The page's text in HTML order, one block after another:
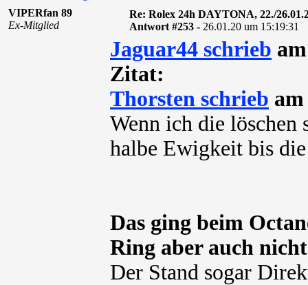
VIPERfan 89
Ex-Mitglied
Re: Rolex 24h DAYTONA, 22./
Antwort #253 - 26.01.20 um 15:19:31
Jaguar44 schrieb
Zitat:
Thorsten schrieb
Wenn ich die löschen
halbe Ewigkeit bis
Das ging beim
Ring aber auch
Der Stand sogar